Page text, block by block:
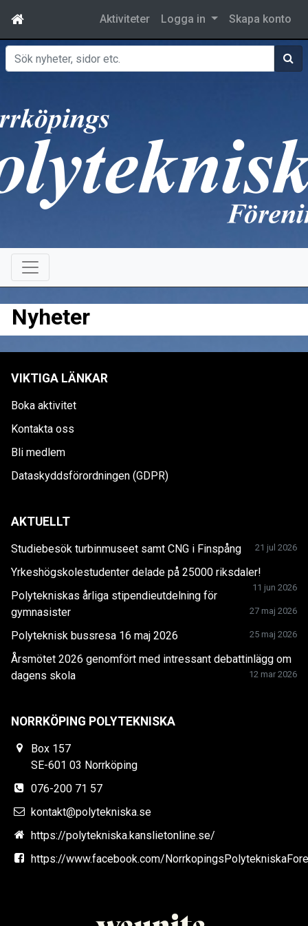
Aktiviteter Logga in Skapa konto
Sök
Nyheter
VIKTIGA LÄNKAR
Boka aktivitet
Kontakta oss
Bli medlem
Dataskyddsförordningen (GDPR)
AKTUELLT
Studiebesök turbinmuseet samt CNG i Finspång 21 jul 2026
Yrkeshögskolestudenter delade på 25000 riksdaler!
11 jun 2026
Polytekniskas årliga stipendieutdelning för
gymnasister
27 maj 2026
Polyteknisk bussresa 16 maj 2026 25 maj 2026
Årsmötet 2026 genomfört med intressant debattinlägg om
dagens skola
12 mar 2026
NORRKÖPING POLYTEKNISKA
Box 157
SE-601 03 Norrköping
076-200 71 57
kontakt@polytekniska.se
https://polytekniska.kanslietonline.se/
https://www.facebook.com/